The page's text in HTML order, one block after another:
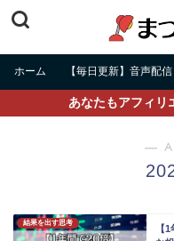
ホーム 【毎日更新】音声配信
あなたもアフィリ
―
結果を出す思考
【